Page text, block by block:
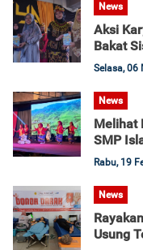
News
Aksi
Bakat
Selasa, 06
News
Melihat
SMP
Rabu, 19
News
Usung